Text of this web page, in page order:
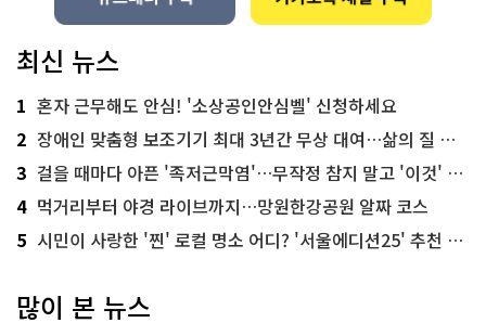
최신 뉴스
1 혼자 근무해도 안심! '소상공인안심벨' 신청하세요
2 장애인 맞춤형 보조기기 최대 3년간 무상 대여…삶의 질 높인다
3 걸을 때마다 아픈 '족저근막염'…무작정 참지 말고 '이것' 해보세요!
4 먹거리부터 야경 라이브까지…망원한강공원 알짜 코스
5 시민이 사랑한 '찐' 로컬 명소 어디? '서울에디션25' 추천 코스
많이 본 뉴스